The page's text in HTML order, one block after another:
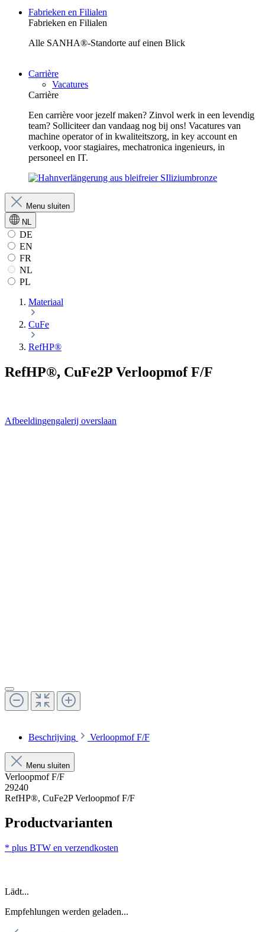
Fabrieken en Filialen
Fabrieken en Filialen
Alle SANHA®-Standorte auf einen Blick
Carrière
Vacatures
Carrière
Een carrière voor jezelf maken? Zinvol werk in een levendig
team? Solliciteer dan vandaag nog bij ons! Vacatures van
machine operator of in kwaliteitszorg, in key account en
verkoop, voor stagiaires, mechatronica ingenieurs, in
personeel en IT.
Menu sluiten
NL
DE
EN
FR
NL
PL
Materiaal
CuFe
RefHP®
RefHP®, CuFe2P Verloopmof F/F
Afbeeldingengalerij overslaan
Beschrijving Verloopmof F/F
Menu sluiten
Verloopmof F/F
29240
RefHP®, CuFe2P Verloopmof F/F
Productvarianten
* plus BTW en verzendkosten
Lädt...
Empfehlungen werden geladen...